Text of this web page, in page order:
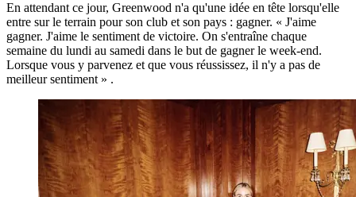
En attendant ce jour, Greenwood n'a qu'une idée en tête lorsqu'elle
entre sur le terrain pour son club et son pays : gagner. « J'aime
gagner. J'aime le sentiment de victoire. On s'entraîne chaque
semaine du lundi au samedi dans le but de gagner le week-end.
Lorsque vous y parvenez et que vous réussissez, il n'y a pas de
meilleur sentiment » .